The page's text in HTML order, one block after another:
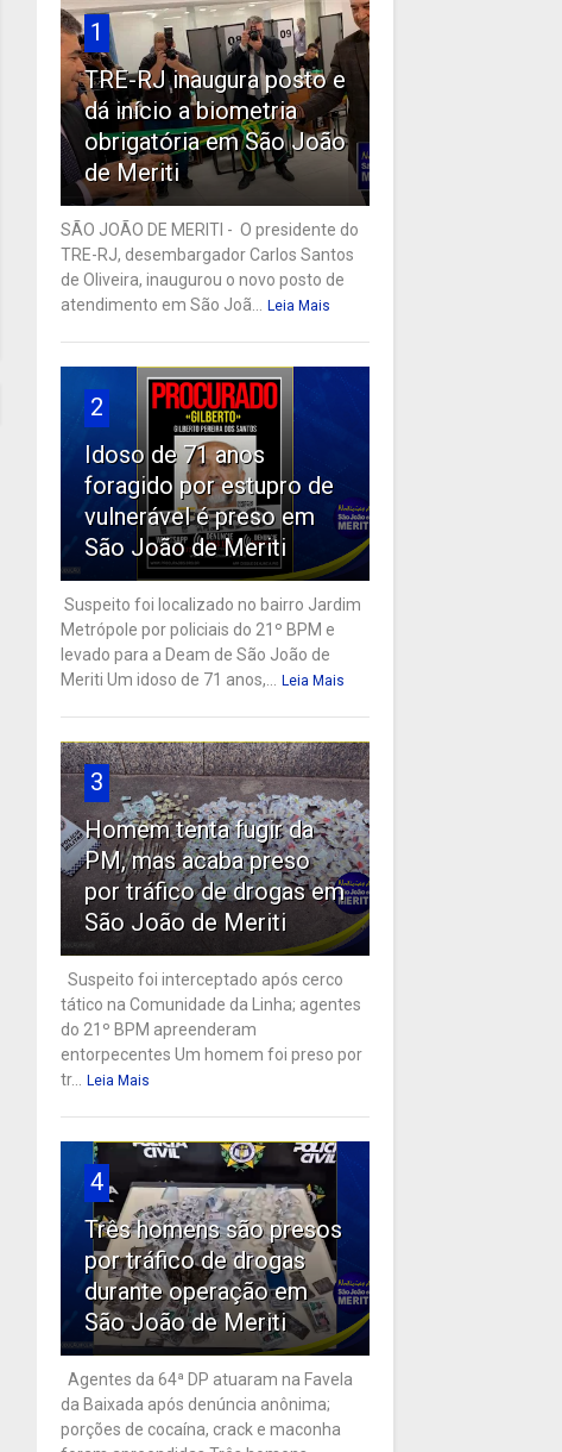
1
TRE-RJ inaugura posto e
dá início a biometria
obrigatória em São João
de Meriti
SÃO JOÃO DE MERITI - O presidente do
TRE-RJ, desembargador Carlos Santos
de Oliveira, inaugurou o novo posto de
atendimento em São Joã...
Leia Mais
2
Idoso de 71 anos
foragido por estupro de
vulnerável é preso em
São João de Meriti
Suspeito foi localizado no bairro Jardim
Metrópole por policiais do 21º BPM e
levado para a Deam de São João de
Meriti Um idoso de 71 anos,...
Leia Mais
3
Homem tenta fugir da
PM, mas acaba preso
por tráfico de drogas em
São João de Meriti
Suspeito foi interceptado após cerco
tático na Comunidade da Linha; agentes
do 21º BPM apreenderam
entorpecentes Um homem foi preso por
tr...
Leia Mais
4
Três homens são presos
por tráfico de drogas
durante operação em
São João de Meriti
Agentes da 64ª DP atuaram na Favela
da Baixada após denúncia anônima;
porções de cocaína, crack e maconha